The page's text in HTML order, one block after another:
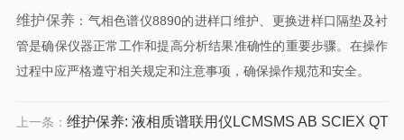
维护保养 ：气相色谱仪8890的进样口维护、更换进样口隔垫及衬
管是确保仪器正常工作和提高分析结果准确性的重要步骤。在操作
过程中应严格遵守相关规定和注意事项，确保操作规范和安全。
上一条： 维护保养: 液相质谱联用仪LCMSMS AB SCIEX